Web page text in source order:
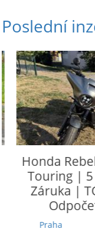
Poslední
HondaRebel
Touring | 5
Záruka |
Odpočet
Praha